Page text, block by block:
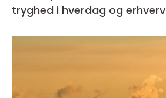
tryghed i hverdag og erhverv